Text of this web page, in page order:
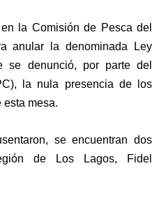
la Comisión de Pesca del
anular la denominada Ley
se denunció, por parte del
la nula presencia de los
esta mesa.
se encuentran dos
de Los Lagos, Fidel